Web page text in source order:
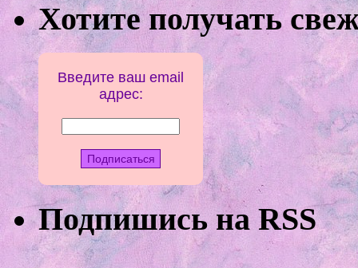
Хотите получать
Введите ваш email
адрес:
Подпишись на RSS